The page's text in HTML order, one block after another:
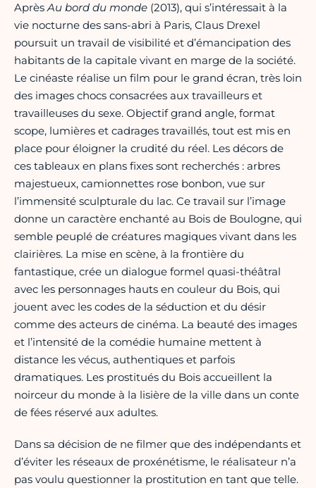
AprèsAu bord du monde (2013), qui s’intéressait à la
vie nocturne des sans-abri à Paris, Claus Drexel
poursuit un travail de visibilité et d’émancipation des
habitants de la capitale vivant en marge de la société.
Le cinéaste réalise un film pour le grand écran, très loin
des images chocs consacrées aux travailleurs et
travailleuses du sexe. Objectif grand angle, format
scope, lumières et cadrages travaillés, tout est mis en
place pour éloigner la crudité du réel. Les décors de
ces tableaux en plans fixes sont recherchés : arbres
majestueux, camionnettes rose bonbon, vue sur
l’immensité sculpturale du lac. Ce travail sur l’image
donne un caractère enchanté au Bois de Boulogne, qui
semble peuplé de créatures magiques vivant dans les
clairières. La mise en scène, à la frontière du
fantastique, crée un dialogue formel quasi-théâtral
avec les personnages hauts en couleur du Bois, qui
jouent avec les codes de la séduction et du désir
comme des acteurs de cinéma. La beauté des images
et l’intensité de la comédie humaine mettent à
distance les vécus, authentiques et parfois
dramatiques. Les prostitués du Bois accueillent la
noirceur du monde à la lisière de la ville dans un conte
de fées réservé aux adultes.
Dans sa décision de ne filmer que des indépendants et
d’éviter les réseaux de proxénétisme, le réalisateur n’a
pas voulu questionner la prostitution en tant que telle.